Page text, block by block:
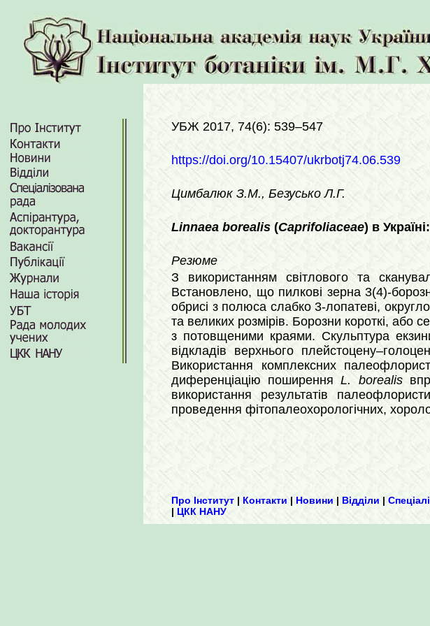
УБЖ 2017, 74(6): 539–547
https://doi.org/10.15407/ukrbotj74.06.539
Цимбалюк З.М., Безусько Л.Г.
Linnaea borealis (Caprifoliaceae) в
Резюме
З використанням світлового та
Встановлено, що пилкові зерна 3(4)-
обрисі з полюса слабко 3-лопатеві,
та великих розмірів. Борозни короткі, або
з потовщеними краями. Скульптура
відкладів верхнього
Використання комплексних
диференціацію поширенняL. borealis
використання результатів
проведення фітопалеохорологічних,
Про Інститут | Контакти | Новини | Відділи |
| ЦКК НАНУ